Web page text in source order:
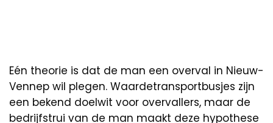
Eén theorie is dat de man een overval in Nieuw-
Vennep wil plegen. Waardetransportbusjes zijn
een bekend doelwit voor overvallers, maar de
bedrijfstrui van de man maakt deze hypothese